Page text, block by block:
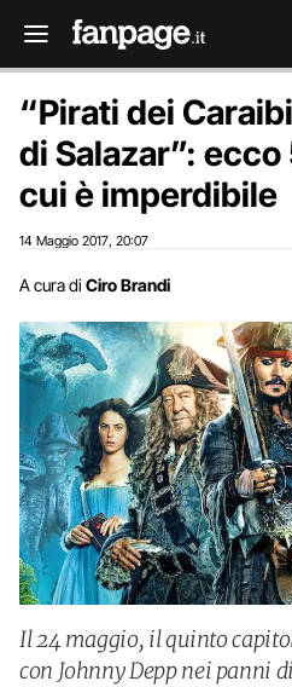
“Pirati dei
di Salazar”:
cui è imperdibile
14 Maggio 2017 20:07
A cura di Ciro Brandi
Il 24 maggio, il quinto
con Johnny Depp nei panni